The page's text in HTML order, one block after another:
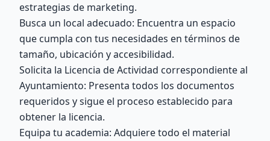
estrategias de marketing.
Busca un local adecuado: Encuentra un espacio
que cumpla con tus necesidades en términos de
tamaño, ubicación y accesibilidad.
Solicita la Licencia de Actividad correspondiente al
Ayuntamiento: Presenta todos los documentos
requeridos y sigue el proceso establecido para
obtener la licencia.
Equipa tu academia: Adquiere todo el material